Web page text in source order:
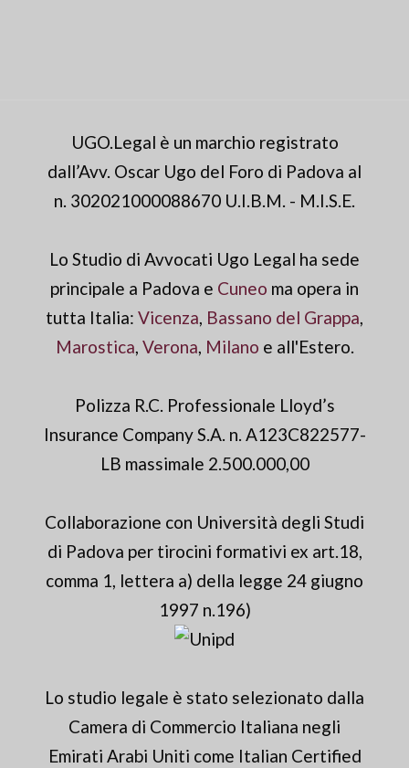
UGO.Legal è un marchio registrato
dall’Avv. Oscar Ugo del Foro di Padova al
n. 302021000088670 U.I.B.M. - M.I.S.E.
Lo Studio di Avvocati Ugo Legal ha sede
principale a Padova e Cuneo ma opera in
tutta Italia: Vicenza, Bassano del Grappa,
Marostica, Verona, Milano e all'Estero.
Polizza R.C. Professionale Lloyd’s
Insurance Company S.A. n. A123C822577-
LB massimale 2.500.000,00
Collaborazione con Università degli Studi
di Padova per tirocini formativi ex art.18,
comma 1, lettera a) della legge 24 giugno
1997 n.196)
Lo studio legale è stato selezionato dalla
Camera di Commercio Italiana negli
Emirati Arabi Uniti come Italian Certified